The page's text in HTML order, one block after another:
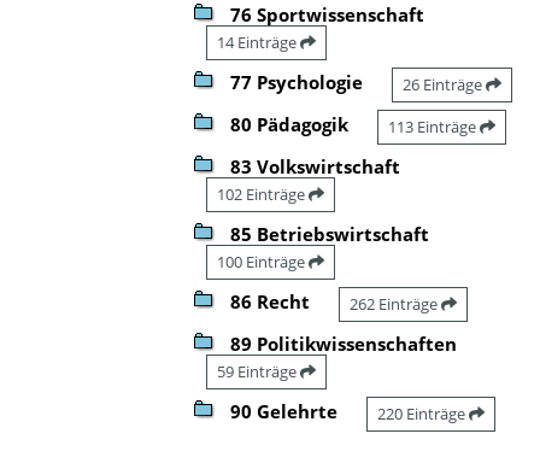
76 Sportwissenschaft
14 Einträge
77 Psychologie 26 Einträge
80 Pädagogik 113 Einträge
83 Volkswirtschaft
102 Einträge
85 Betriebswirtschaft
100 Einträge
86 Recht 262 Einträge
89 Politikwissenschaften
59 Einträge
90 Gelehrte 220 Einträge